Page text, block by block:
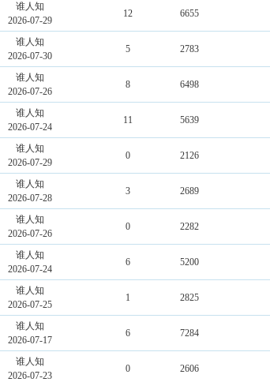
谁人知
2026-07-29
12 6655
谁人知
2026-07-30
5 2783
谁人知
2026-07-26
8 6498
谁人知
2026-07-24
11 5639
谁人知
2026-07-29
0 2126
谁人知
2026-07-28
3 2689
谁人知
2026-07-26
0 2282
谁人知
2026-07-24
6 5200
谁人知
2026-07-25
1 2825
谁人知
2026-07-17
6 7284
谁人知
2026-07-23
0 2606